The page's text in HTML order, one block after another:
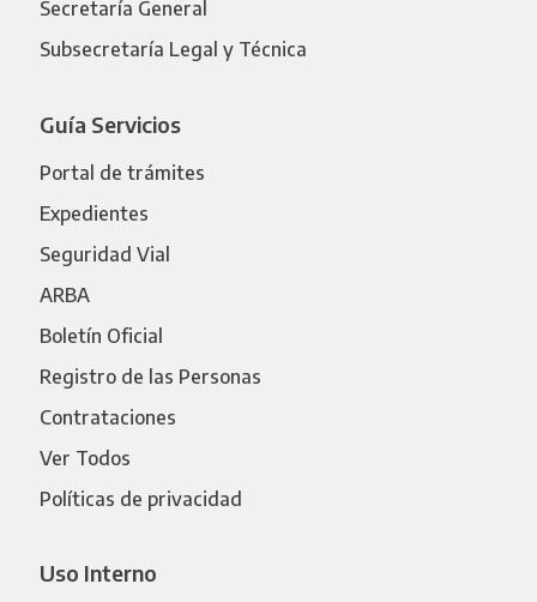
Secretaría General
Subsecretaría Legal y Técnica
Guía Servicios
Portal de trámites
Expedientes
Seguridad Vial
ARBA
Boletín Oficial
Registro de las Personas
Contrataciones
Ver Todos
Políticas de privacidad
Uso Interno